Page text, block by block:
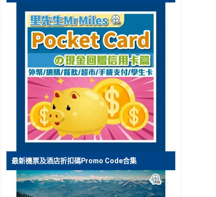
最新機票及酒店折扣碼Promo Code合集